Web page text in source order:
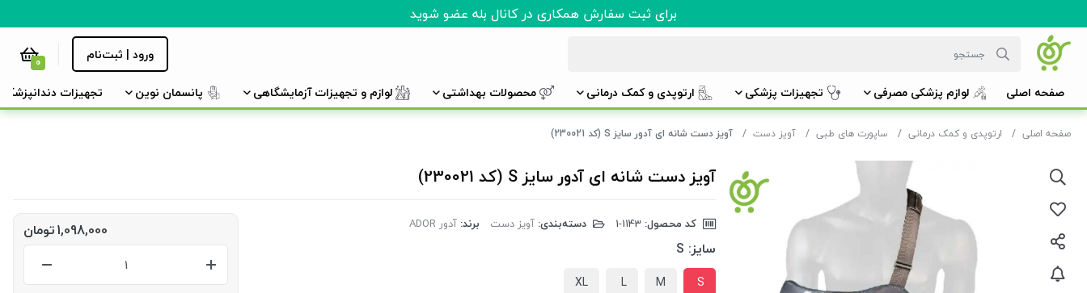
برای ثبت سفارش همکاری در کانال بله عضو شوید
ورود | ثبت‌نام 0
صفحه اصلی لوازم پزشکی مصرفی تجهیزات پزشکی ارتوپدی و کمک درمانی محصولات بهداشتی لوازم و تجهیزات آزمایشگاهی پانسمان نوین تجهیزات دندانپزشکی
صفحه اصلی ارتوپدی و کمک درمانی ساپورت های طبی آویز دست آویز دست شانه ای آدور سایز S (کد 230021)
آویز دست شانه ای آدور سایز S (کد 230021)
کد محصول: دسته‌بندی: آویز دست برند: آدور ADOR
سایز: S
S
M
L
XL
1,098,000تومان